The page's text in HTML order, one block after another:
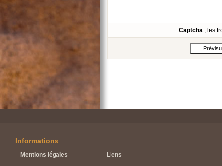
Captcha , les
Informations
Mentions légales Liens